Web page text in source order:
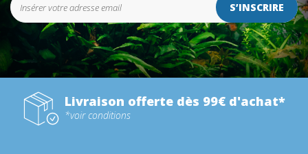
S’INSCRIRE
Livraison offerte dès 99€ d'achat*
*voir conditions